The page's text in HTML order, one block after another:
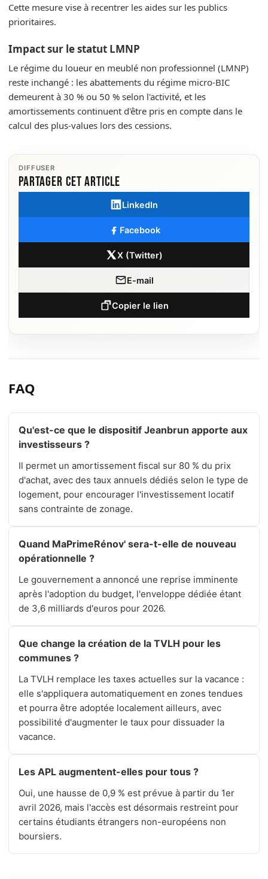
Cette mesure vise à recentrer les aides sur les publics
prioritaires.
Impact sur le statut LMNP
Le régime du loueur en meublé non professionnel (LMNP)
reste inchangé : les abattements du régime micro-BIC
demeurent à 30 % ou 50 % selon l'activité, et les
amortissements continuent d'être pris en compte dans le
calcul des plus-values lors des cessions.
DIFFUSER
Partager cet article
LinkedIn
Facebook
X (Twitter)
E-mail
Copier le lien
FAQ
Qu'est-ce que le dispositif Jeanbrun apporte aux
investisseurs ?
Il permet un amortissement fiscal sur 80 % du prix
d'achat, avec des taux annuels dédiés selon le type de
logement, pour encourager l'investissement locatif
sans contrainte de zonage.
Quand MaPrimeRénov' sera-t-elle de nouveau
opérationnelle ?
Le gouvernement a annoncé une reprise imminente
après l'adoption du budget, l'enveloppe dédiée étant
de 3,6 milliards d'euros pour 2026.
Que change la création de la TVLH pour les
communes ?
La TVLH remplace les taxes actuelles sur la vacance :
elle s'appliquera automatiquement en zones tendues
et pourra être adoptée localement ailleurs, avec
possibilité d'augmenter le taux pour dissuader la
vacance.
Les APL augmentent-elles pour tous ?
Oui, une hausse de 0,9 % est prévue à partir du 1er
avril 2026, mais l'accès est désormais restreint pour
certains étudiants étrangers non-européens non
boursiers.